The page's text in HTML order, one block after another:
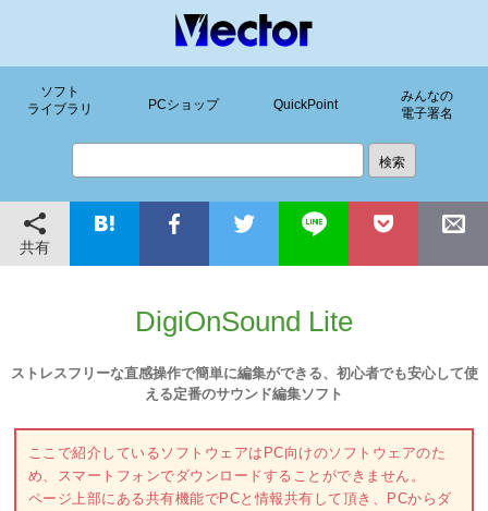
ソフト
ライブラリ
PCショップ QuickPoint
みんなの
電子署名
共有
DigiOnSound Lite
ストレスフリーな直感操作で簡単に編集ができる、初心者でも安心して使
える定番のサウンド編集ソフト
ここで紹介しているソフトウェアはPC向けのソフトウェアのた
め、スマートフォンでダウンロードすることができません。
ページ上部にある共有機能でPCと情報共有して頂き、PCからダ